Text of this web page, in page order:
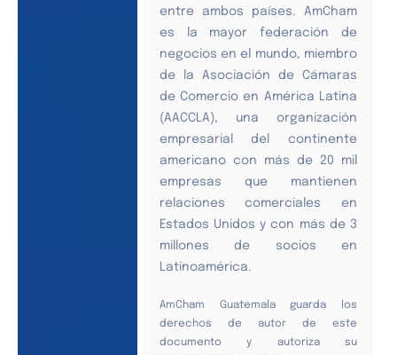
entre ambos países. AmCham
es la mayor federación de
negocios en el mundo, miembro
de la Asociación de Cámaras
de Comercio en América Latina
(AACCLA), una organización
empresarial del continente
americano con más de 20 mil
empresas que mantienen
relaciones comerciales en
Estados Unidos y con más de 3
millones de socios en
Latinoamérica.
AmCham Guatemala guarda los
derechos de autor de este
documento y autoriza su